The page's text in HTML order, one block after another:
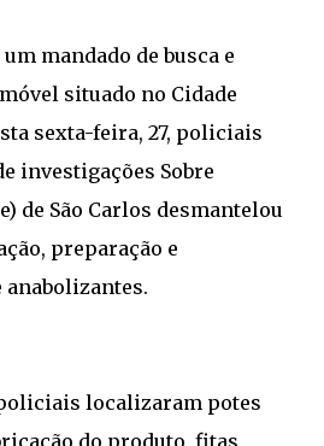
mandado de busca e
situado no Cidade
sexta-feira, 27, policiais
investigações Sobre
de São Carlos desmantelou
preparação e
localizaram potes